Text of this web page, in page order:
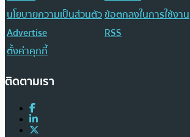
นโยบายความเป็นส่วนตัวข้อตกลงในการใช้งาน
Advertise
RSS
ตั้งค่าคุกกี้
ติดตามเรา